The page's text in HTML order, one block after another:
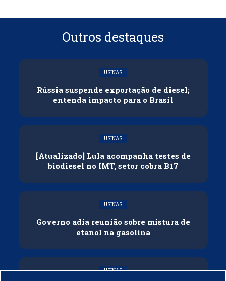
Outros destaques
USINAS
Rússia suspende exportação de diesel;
entenda impacto para o Brasil
USINAS
[Atualizado] Lula acompanha testes de
biodiesel no IMT, setor cobra B17
USINAS
Governo adia reunião sobre mistura de
etanol na gasolina
USINAS